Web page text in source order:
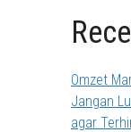
Omzet
Jangan
agar